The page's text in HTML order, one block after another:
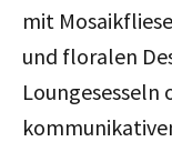
mit
und floralen
Loungesesseln